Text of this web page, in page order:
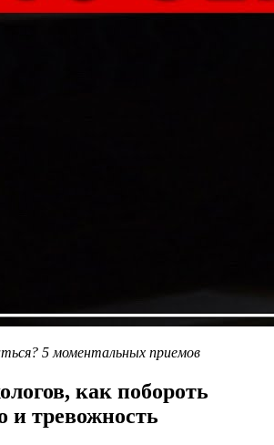
5 моментальных приемов
как побороть
и тревожность